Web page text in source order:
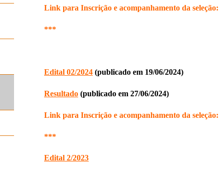
Link para Inscrição e acompanhamento da seleção:
***
Edital 02/2024 (publicado em 19/06/2024)
Resultado (publicado em 27/06/2024)
Link para Inscrição e acompanhamento da seleção:
***
Edital 2/2023